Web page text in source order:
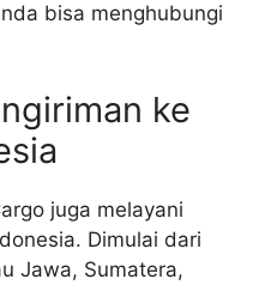
bisa menghubungi
ke
juga melayani
Dimulai dari
Jawa, Sumatera,